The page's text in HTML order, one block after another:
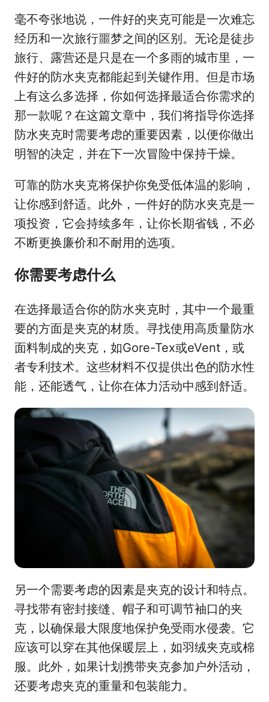
毫不夸张地说，一件好的夹克可能是一次难忘
经历和一次旅行噩梦之间的区别。无论是徒步
旅行、露营还是只是在一个多雨的城市里，一
件好的防水夹克都能起到关键作用。但是市场
上有这么多选择，你如何选择最适合你需求的
那一款呢？在这篇文章中，我们将指导你选择
防水夹克时需要考虑的重要因素，以便你做出
明智的决定，并在下一次冒险中保持干燥。
可靠的防水夹克将保护你免受低体温的影响，
让你感到舒适。此外，一件好的防水夹克是一
项投资，它会持续多年，让你长期省钱，不必
不断更换廉价和不耐用的选项。
你需要考虑什么
在选择最适合你的防水夹克时，其中一个最重
要的方面是夹克的材质。寻找使用高质量防水
面料制成的夹克，如Gore-Tex或eVent，或
者专利技术。这些材料不仅提供出色的防水性
能，还能透气，让你在体力活动中感到舒适。
另一个需要考虑的因素是夹克的设计和特点。
寻找带有密封接缝、帽子和可调节袖口的夹
克，以确保最大限度地保护免受雨水侵袭。它
应该可以穿在其他保暖层上，如羽绒夹克或棉
服。此外，如果计划携带夹克参加户外活动，
还要考虑夹克的重量和包装能力。